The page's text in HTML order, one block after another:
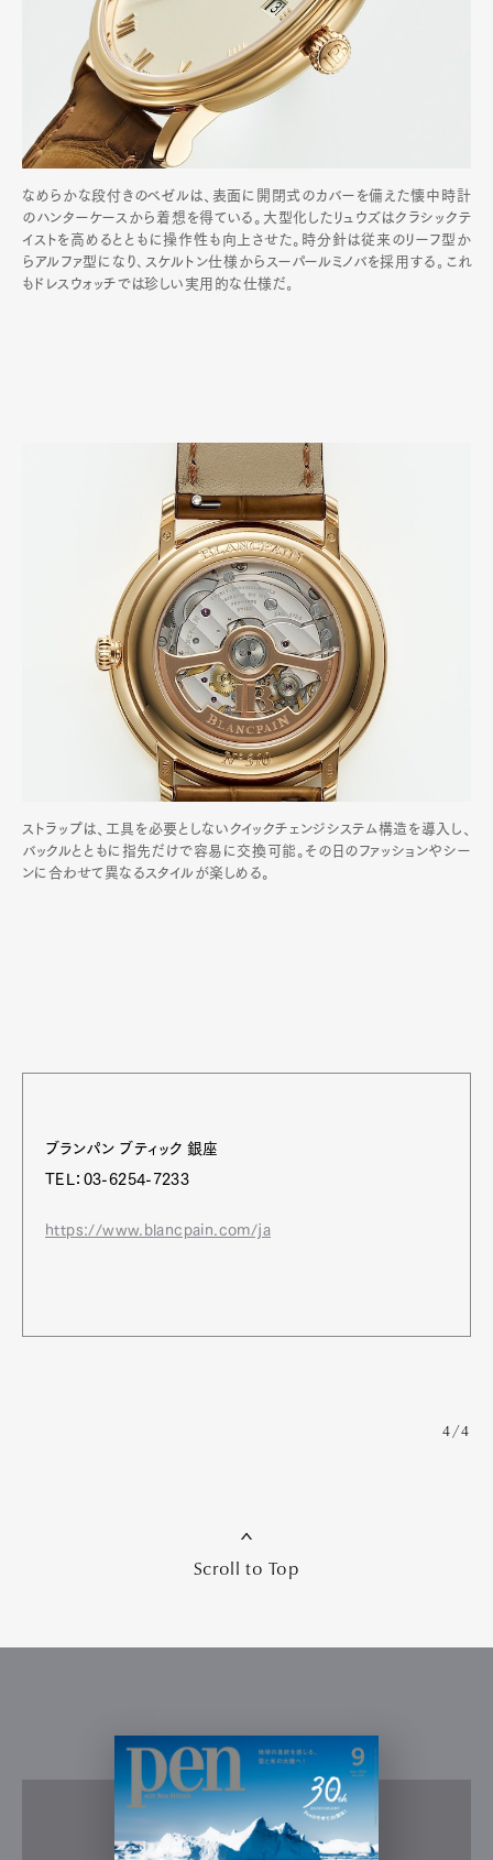
なめらかな段付きのベゼルは、表面に開閉式のカバーを備えた懐中時計
のハンターケースから着想を得ている。大型化したリュウズはクラシックテ
イストを高めるとともに操作性も向上させた。時分針は従来のリーフ型か
らアルファ型になり､スケルトン仕様からスーパールミノバを採用する｡これ
もドレスウォッチでは珍しい実用的な仕様だ｡
ストラップは、工具を必要としないクイックチェンジシステム構造を導入し、
バックルとともに指先だけで容易に交換可能。その日のファッションやシー
ンに合わせて異なるスタイルが楽しめる。
ブランパン ブティック 銀座
TEL：03-6254-7233
https://www.blancpain.com/ja
4/4
Scroll to Top